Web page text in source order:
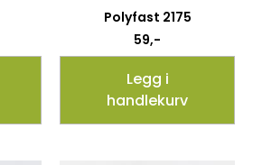
Polyfast 2175
59,-
Legg i
handlekurv